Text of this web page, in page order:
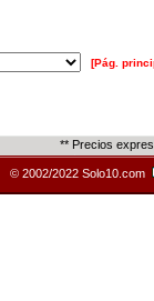
[Pág.
** Precios
© 2002/2022 Solo10.com